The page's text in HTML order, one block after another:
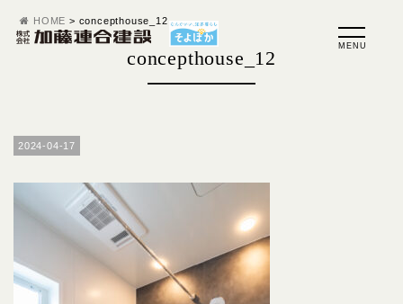
HOME > concepthouse_12
concepthouse_12
2024-04-17